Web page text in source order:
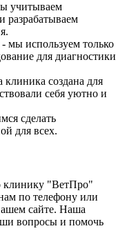
учитываем
разрабатываем
- мы используем только
для диагностики
клиника создана для
себя уютно и
сделать
для всех.
клинику "ВетПро"
по телефону или
сайте. Наша
вопросы и помочь